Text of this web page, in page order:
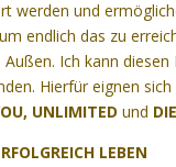
werden und
endlich das zu
Ich kann
Hierfür eignen
UNLIMITED und
LEBEN